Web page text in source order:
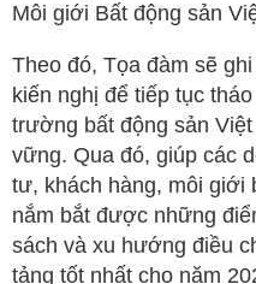
Môi giới Bất động sản
Theo đó, Tọa đàm sẽ
kiến nghị để tiếp tục
trường bất động sản
vững. Qua đó, giúp các
tư, khách hàng, môi giới
nắm bắt được những
sách và xu hướng điều
tảng tốt nhất cho năm